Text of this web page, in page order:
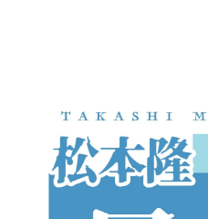
TBS Podcast
お知らせ
イベント・グッズ
YouTube
会社情報